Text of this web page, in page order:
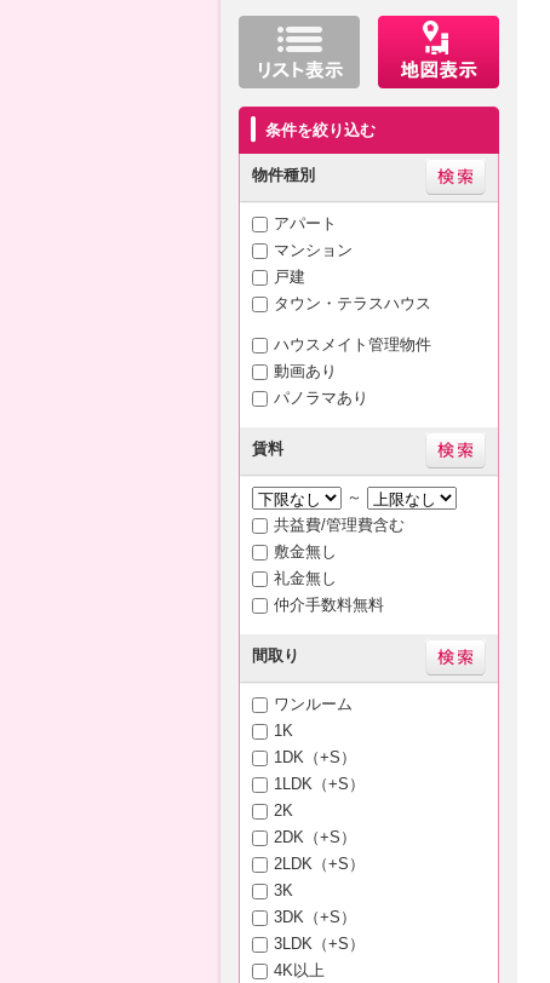
条件を絞り込む
物件種別
アパート
マンション
戸建
タウン・テラスハウス
ハウスメイト管理物件
動画あり
パノラマあり
賃料
～
共益費/管理費含む
敷金無し
礼金無し
仲介手数料無料
間取り
ワンルーム
1K
1DK（+S）
1LDK（+S）
2K
2DK（+S）
2LDK（+S）
3K
3DK（+S）
3LDK（+S）
4K以上